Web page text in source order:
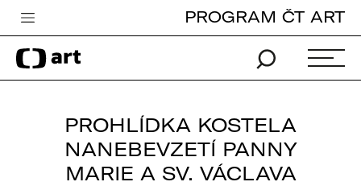
Česká televize
Zpravodajství
TV program
PROGRAM ČT ART
PROHLÍDKA KOSTELA
NANEBEVZETÍ PANNY
MARIE A SV. VÁCLAVA